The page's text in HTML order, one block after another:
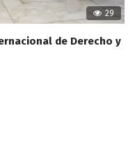
29
de Derecho y